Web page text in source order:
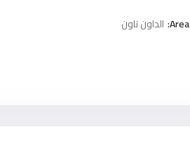
Area: الداون تاون